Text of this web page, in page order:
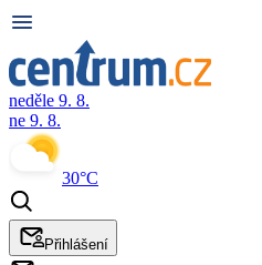
neděle 9. 8.
ne 9. 8.
30°C
Přihlášení